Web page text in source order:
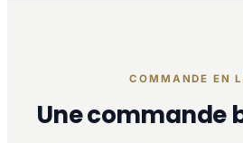
COMMANDE EN
Une commande